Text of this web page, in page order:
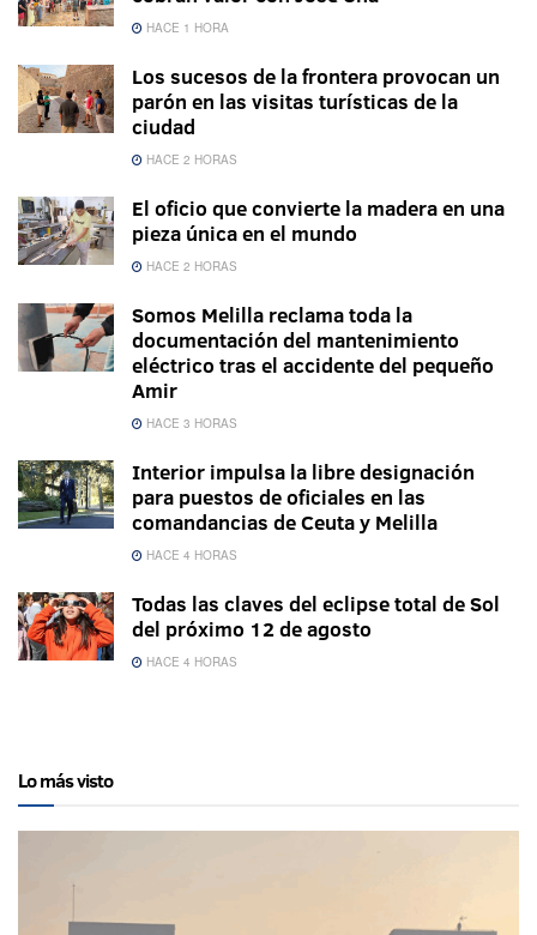
HACE 1 HORA
Los sucesos de la frontera provocan un
parón en las visitas turísticas de la
ciudad
HACE 2 HORAS
El oficio que convierte la madera en una
pieza única en el mundo
HACE 2 HORAS
Somos Melilla reclama toda la
documentación del mantenimiento
eléctrico tras el accidente del pequeño
Amir
HACE 3 HORAS
Interior impulsa la libre designación
para puestos de oficiales en las
comandancias de Ceuta y Melilla
HACE 4 HORAS
Todas las claves del eclipse total de Sol
del próximo 12 de agosto
HACE 4 HORAS
Lo más visto